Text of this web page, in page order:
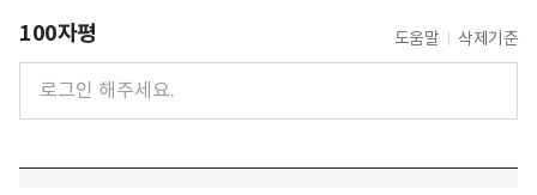
100자평 도움말 삭제기준